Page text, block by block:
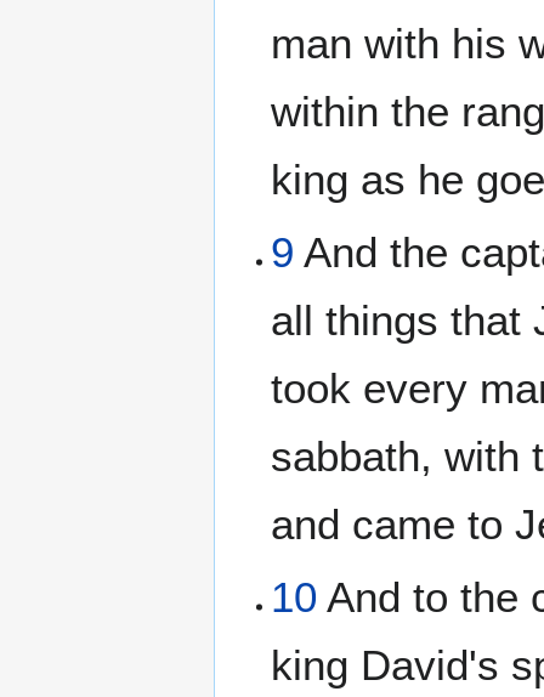
man with his
within the
king as he
9 And the
all things that
took every
sabbath, with
and came to
10 And to the
king David's